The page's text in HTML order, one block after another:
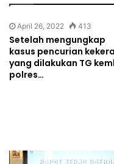
April 26, 2022 413
Setelah mengungkap
kasus pencurian
yang dilakukan TG
polres…